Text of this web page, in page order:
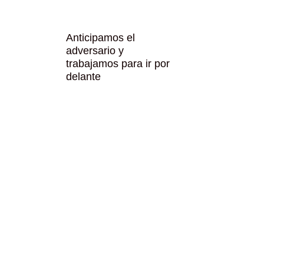
Anticipamos el
adversario y
trabajamos para ir por
delante